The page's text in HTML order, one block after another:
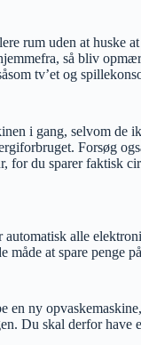
rum uden at
så bliv
tv’et og
i gang, selvom
Forsøg
for du sparer
alle
måde at spare penge
en ny
Du skal derfor